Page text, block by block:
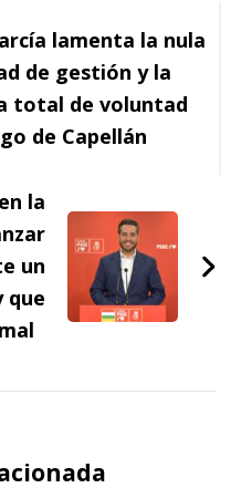
lamenta la nula
de gestión y la
total de voluntad
de Capellán
la
un
que